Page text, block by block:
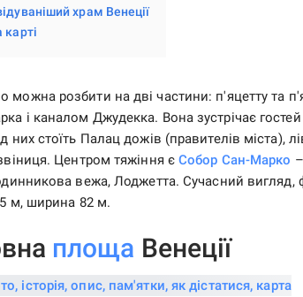
храм Венеції
можна розбити на дві частини: п'яцетту та
і каналом Джудекка. Вона зустрічає
стоїть Палац дожів (правителів міста),
Центром тяжіння єСобор Сан-Марко
вежа, Лоджетта. Сучасний
м, ширина 82 м.
площа Венеції